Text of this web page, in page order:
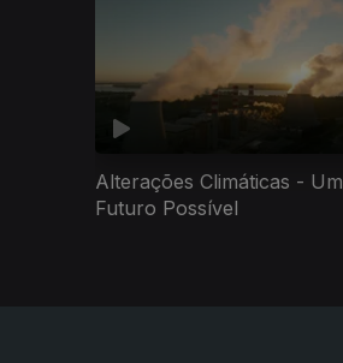
Alterações Climáticas - Um
Futuro Possível